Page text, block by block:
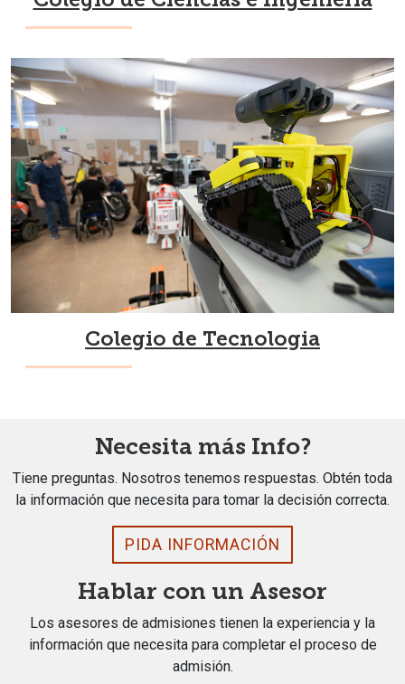
Colegio de Tecnologia
Necesita más Info?
Tiene preguntas. Nosotros tenemos respuestas. Obtén toda
la información que necesita para tomar la decisión correcta.
PIDA INFORMACIÓN
Hablar con un Asesor
Los asesores de admisiones tienen la experiencia y la
información que necesita para completar el proceso de
admisión.